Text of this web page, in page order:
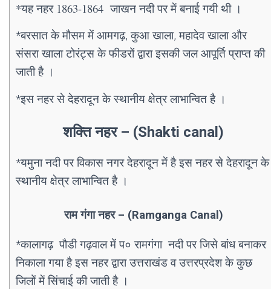
*यह नहर 1863-1864 जाखन नदी पर में बनाई गयी थी ।
*बरसात के मौसम में आमगढ़, कुआ खाला, महादेव खाला और
संसरा खाला टोरंट्स के फीडरों द्वारा इसकी जल आपूर्ति प्राप्त की
जाती है ।
*इस नहर से देहरादून के स्थानीय क्षेत्र लाभान्वित है ।
शक्ति नहर – (Shakti canal)
*यमुना नदी पर विकास नगर देहरादून में है इस नहर से देहरादून के
स्थानीय क्षेत्र लाभान्वित है ।
राम गंगा नहर – (Ramganga Canal)
*कालागढ़ पौडी गढ़वाल में प० रामगंगा नदी पर जिसे बांध बनाकर
निकाला गया है इस नहर द्वारा उत्तराखंड व उत्तरप्रदेश के कुछ
जिलों में सिंचाई की जाती है ।